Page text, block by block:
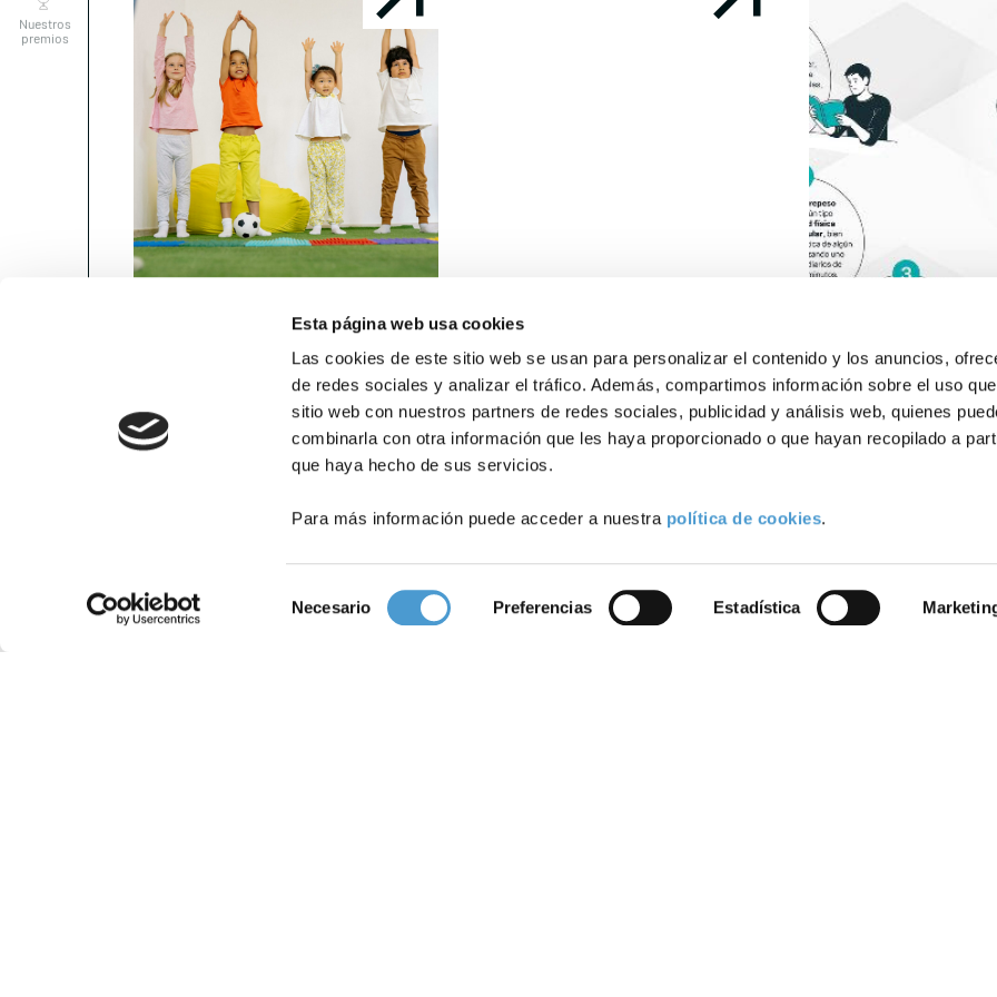
Esta página web usa cookies
Las cookies de este sitio web se usan para personalizar el contenido y los anuncios,
de redes sociales y analizar el tráfico. Además, compartimos información sobre el uso
sitio web con nuestros partners de redes sociales, publicidad y análisis web, quienes
combinarla con otra información que les haya proporcionado o que hayan recopilado a
que haya hecho de sus servicios.
Para más información puede acceder a nuestra política de cookies.
de
Necesario Preferencias Estadística
Uno de cada mil niños en
18 MARZO, 2024 DE INTERÉS
Asociación de pacientes
Amiloidosis...
18 MARZO, 2024 DE INTERÉS
prevalencia un
18 MARZO, 2024
Nuestros
Política de Privacidad Política de Cookies Aviso